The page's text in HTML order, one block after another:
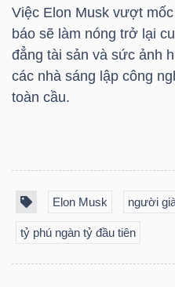
Việc Elon Musk vượt
báo sẽ làm nóng trở lại
đẳng tài sản và sức ảnh
các nhà sáng lập công
toàn cầu.
Elon Musk người
tỷ phú ngàn tỷ đầu tiên
SECTOR
VẬT